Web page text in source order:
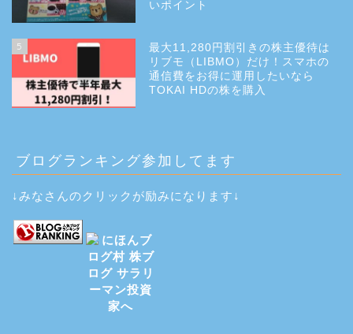
いポイント
5
最大11,280円割引きの株主優待は
リブモ（LIBMO）だけ！スマホの
通信費をお得に運用したいなら
TOKAI HDの株を購入
ブログランキング参加してます
↓みなさんのクリックが励みになります↓